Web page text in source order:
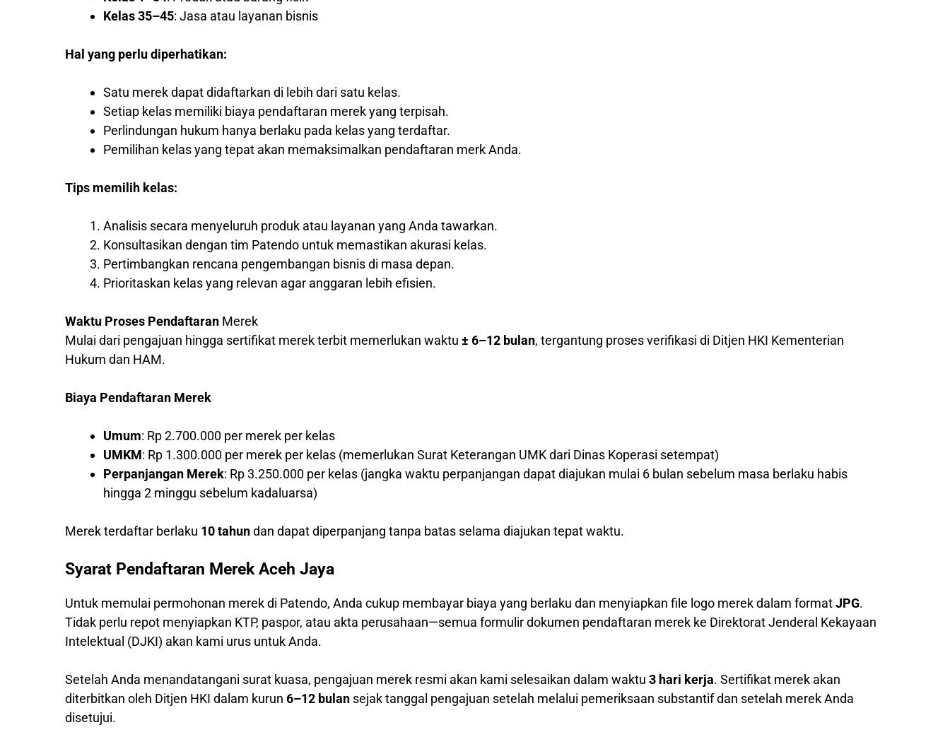
Kelas 35–45: Jasa atau layanan bisnis
Hal yang perlu diperhatikan:
Satu merek dapat didaftarkan di lebih dari satu kelas.
Setiap kelas memiliki biaya pendaftaran merek yang terpisah.
Perlindungan hukum hanya berlaku pada kelas yang terdaftar.
Pemilihan kelas yang tepat akan memaksimalkan pendaftaran merk Anda.
Tips memilih kelas:
Analisis secara menyeluruh produk atau layanan yang Anda tawarkan.
Konsultasikan dengan tim Patendo untuk memastikan akurasi kelas.
Pertimbangkan rencana pengembangan bisnis di masa depan.
Prioritaskan kelas yang relevan agar anggaran lebih efisien.
Waktu Proses Pendaftaran Merek
Mulai dari pengajuan hingga sertifikat merek terbit memerlukan waktu ± 6–12 bulan, tergantung proses verifikasi di Ditjen HKI Kementerian
Hukum dan HAM.
Biaya Pendaftaran Merek
Umum: Rp 2.700.000 per merek per kelas
UMKM: Rp 1.300.000 per merek per kelas (memerlukan Surat Keterangan UMK dari Dinas Koperasi setempat)
Perpanjangan Merek: Rp 3.250.000 per kelas (jangka waktu perpanjangan dapat diajukan mulai 6 bulan sebelum masa berlaku habis
hingga 2 minggu sebelum kadaluarsa)
Merek terdaftar berlaku 10 tahundan dapat diperpanjang tanpa batas selama diajukan tepat waktu.
Syarat Pendaftaran Merek Aceh Jaya
Untuk memulai permohonan merek di Patendo, Anda cukup membayar biaya yang berlaku dan menyiapkan file logo merek dalam formatJPG.
Tidak perlu repot menyiapkan KTP, paspor, atau akta perusahaan—semua formulir dokumen pendaftaran merek ke Direktorat Jenderal Kekayaan
Intelektual (DJKI) akan kami urus untuk Anda.
Setelah Anda menandatangani surat kuasa, pengajuan merek resmi akan kami selesaikan dalam waktu 3 hari kerja. Sertifikat merek akan
diterbitkan oleh Ditjen HKI dalam kurun 6–12 bulan sejak tanggal pengajuan setelah melalui pemeriksaan substantif dan setelah merek Anda
disetujui.